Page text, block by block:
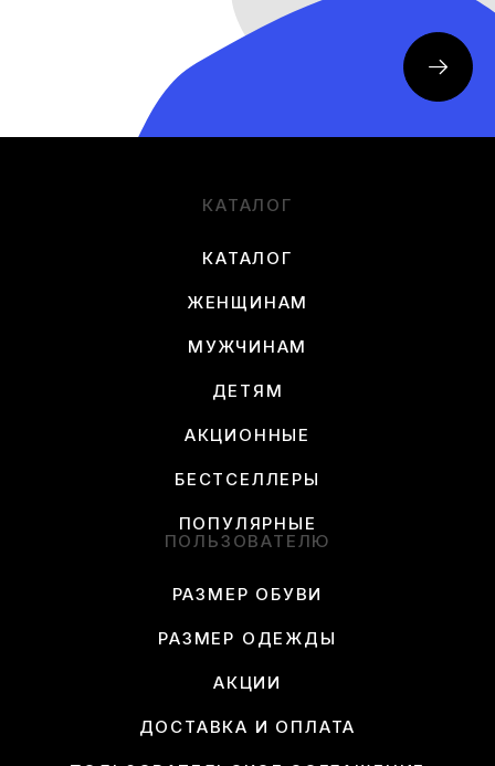
КАТАЛОГ
КАТАЛОГ
ЖЕНЩИНАМ
МУЖЧИНАМ
ДЕТЯМ
АКЦИОННЫЕ
БЕСТСЕЛЛЕРЫ
ПОПУЛЯРНЫЕ
ПОЛЬЗОВАТЕЛЮ
РАЗМЕР ОБУВИ
РАЗМЕР ОДЕЖДЫ
АКЦИИ
ДОСТАВКА И ОПЛАТА